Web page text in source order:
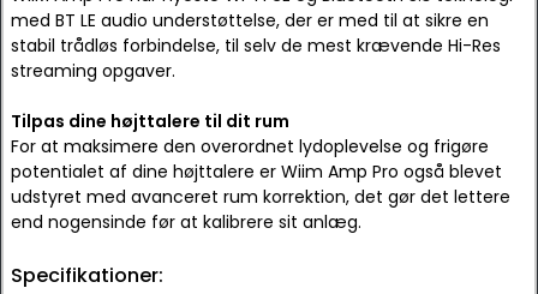
med BT LE audio understøttelse, der er med til at sikre en
stabil trådløs forbindelse, til selv de mest krævende Hi-Res
streaming opgaver.
Tilpas dine højttalere til dit rum
For at maksimere den overordnet lydoplevelse og frigøre
potentialet af dine højttalere er Wiim Amp Pro også blevet
udstyret med avanceret rum korrektion, det gør det lettere
end nogensinde før at kalibrere sit anlæg.
Specifikationer: